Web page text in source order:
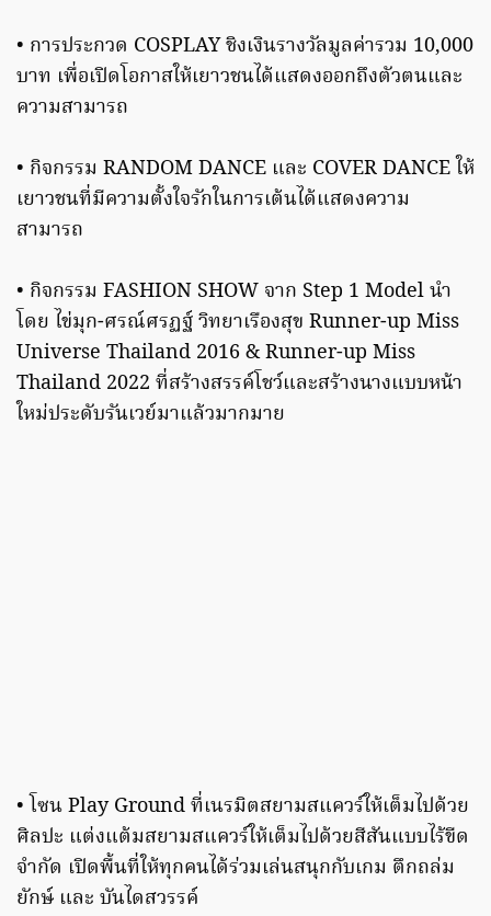
• การประกวด COSPLAY ชิงเงินรางวัลมูลค่ารวม 10,000
บาท เพื่อเปิดโอกาสให้เยาวชนได้แสดงออกถึงตัวตนและ
ความสามารถ
• กิจกรรม RANDOM DANCE และ COVER DANCE ให้
เยาวชนที่มีความตั้งใจรักในการเต้นได้แสดงความ
สามารถ
• กิจกรรม FASHION SHOW จาก Step 1 Model นำ
โดย ไข่มุก-ศรณ์ศรฏฐ์ วิทยาเรืองสุข Runner-up Miss
Universe Thailand 2016 & Runner-up Miss
Thailand 2022 ที่สร้างสรรค์โชว์และสร้างนางแบบหน้า
ใหม่ประดับรันเวย์มาแล้วมากมาย
• โซน Play Ground ที่เนรมิตสยามสแควร์ให้เต็มไปด้วย
ศิลปะ แต่งแต้มสยามสแควร์ให้เต็มไปด้วยสีสันแบบไร้ขีด
จำกัด เปิดพื้นที่ให้ทุกคนได้ร่วมเล่นสนุกกับเกม ตึกถล่ม
ยักษ์ และ บันไดสวรรค์